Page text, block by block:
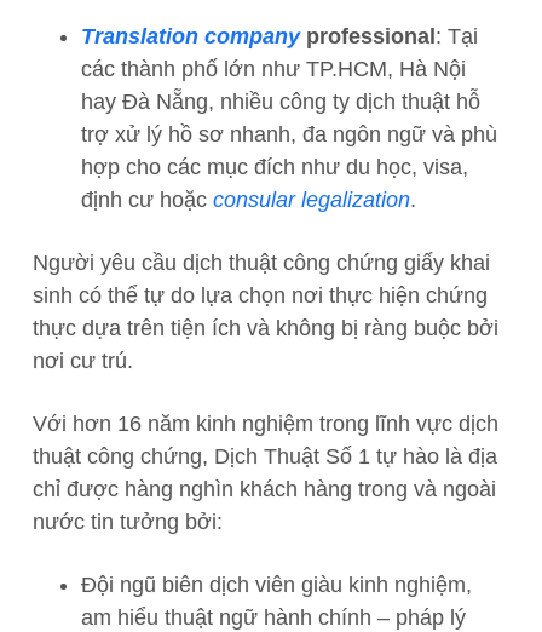
Translation companyprofessional : Tại
các thành phố lớn như TP.HCM, Hà Nội
hay Đà Nẵng, nhiều công ty dịch thuật hỗ
trợ xử lý hồ sơ nhanh, đa ngôn ngữ và phù
hợp cho các mục đích như du học, visa,
định cư hoặc consular legalization.
Người yêu cầu dịch thuật công chứng giấy khai
sinh có thể tự do lựa chọn nơi thực hiện chứng
thực dựa trên tiện ích và không bị ràng buộc bởi
nơi cư trú.
Với hơn 16 năm kinh nghiệm trong lĩnh vực dịch
thuật công chứng, Dịch Thuật Số 1 tự hào là địa
chỉ được hàng nghìn khách hàng trong và ngoài
nước tin tưởng bởi:
Đội ngũ biên dịch viên giàu kinh nghiệm,
am hiểu thuật ngữ hành chính – pháp lý